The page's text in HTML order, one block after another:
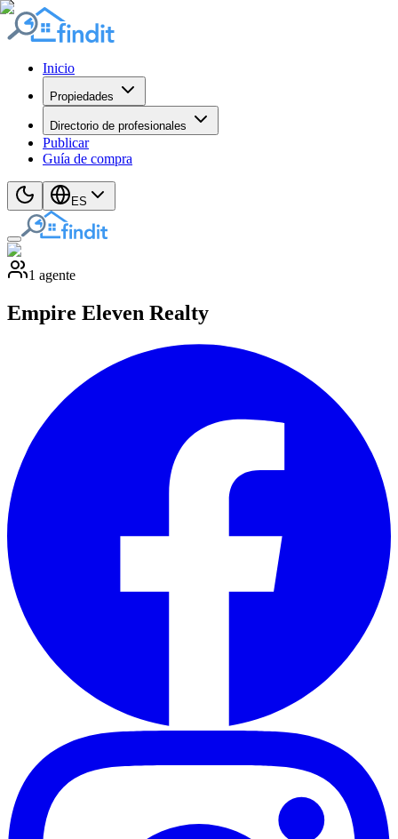
Inicio
Propiedades
Directorio de profesionales
Publicar
Guía de compra
ES
1 agente
Empire Eleven Realty